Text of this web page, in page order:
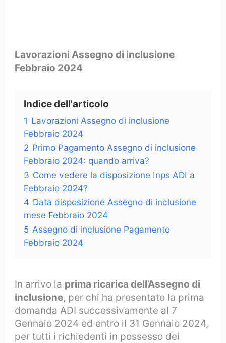
Lavorazioni Assegno di inclusione
Febbraio 2024
Indice dell'articolo
1 Lavorazioni Assegno di inclusione
Febbraio 2024
2 Primo Pagamento Assegno di inclusione
Febbraio 2024: quando arriva?
3 Come vedere la disposizione Inps ADI a
Febbraio 2024?
4 Data disposizione Assegno di inclusione
mese Febbraio 2024
5 Assegno di inclusione Pagamento
Febbraio 2024
In arrivo la prima ricarica dell’Assegno di
inclusione, per chi ha presentato la prima
domanda ADI successivamente al 7
Gennaio 2024 ed entro il 31 Gennaio 2024,
per tutti i richiedenti in possesso dei